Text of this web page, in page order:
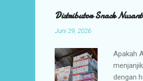
Distributor Snack
Juni 29, 2026
Apakah
dengan